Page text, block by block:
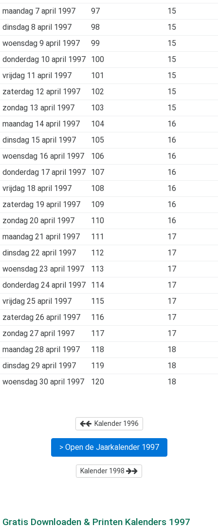
maandag 7 april 1997
97
15
dinsdag 8 april 1997
98
15
woensdag 9 april 1997
99
15
donderdag 10 april 1997
100
15
vrijdag 11 april 1997
101
15
zaterdag 12 april 1997
102
15
zondag 13 april 1997
103
15
maandag 14 april 1997
104
16
dinsdag 15 april 1997
105
16
woensdag 16 april 1997
106
16
donderdag 17 april 1997
107
16
vrijdag 18 april 1997
108
16
zaterdag 19 april 1997
109
16
zondag 20 april 1997
110
16
maandag 21 april 1997
111
17
dinsdag 22 april 1997
112
17
woensdag 23 april 1997
113
17
donderdag 24 april 1997
114
17
vrijdag 25 april 1997
115
17
zaterdag 26 april 1997
116
17
zondag 27 april 1997
117
17
maandag 28 april 1997
118
18
dinsdag 29 april 1997
119
18
woensdag 30 april 1997
120 18
Kalender 1996
> Open de Jaarkalender 1997
Kalender 1998
Gratis Downloaden & Printen Kalenders 1997